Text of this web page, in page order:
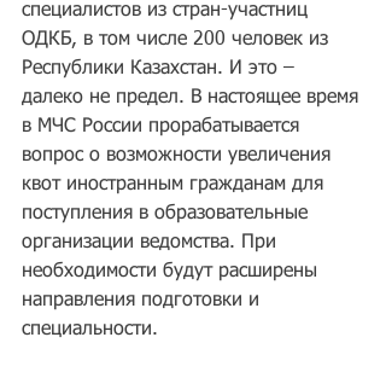
специалистов из стран-участниц
ОДКБ, в том числе 200 человек из
Республики Казахстан. И это –
далеко не предел. В настоящее время
в МЧС России прорабатывается
вопрос о возможности увеличения
квот иностранным гражданам для
поступления в образовательные
организации ведомства. При
необходимости будут расширены
направления подготовки и
специальности.